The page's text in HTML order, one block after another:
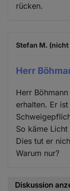
rücken.
Stefan M.
Herr
Herr
erhalten. Er
So käme Licht
Dies tut er
Warum nur?
Diskussion